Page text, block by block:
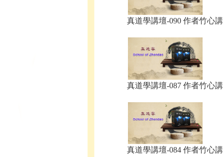
真道學講壇-090 作者竹心
真道學講壇-087 作者竹心
真道學講壇-084 作者竹心